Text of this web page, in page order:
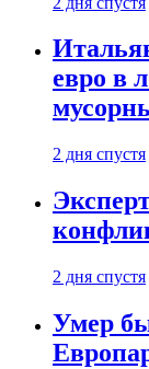
евро в
2 дня спустя
2 дня спустя
Умер